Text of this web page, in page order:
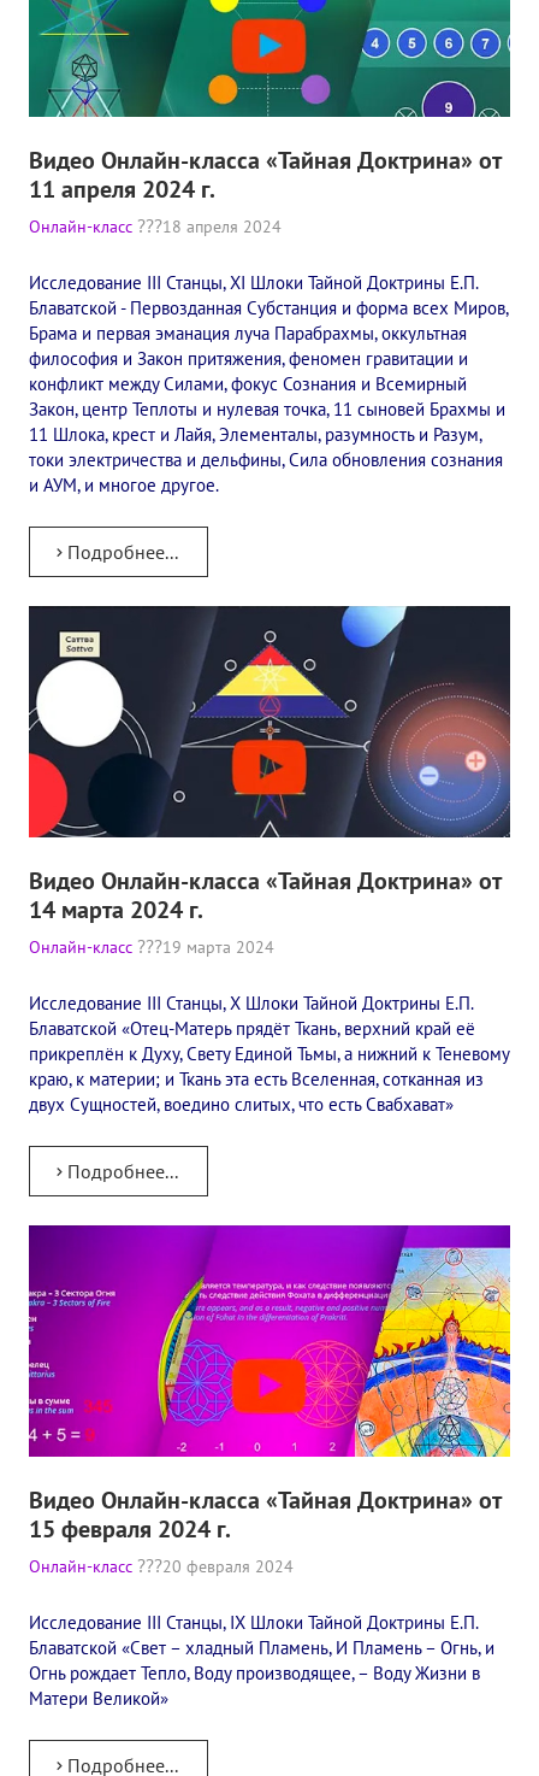
Международный музыкальный Конкурс, посвященный Елене
Выставка «Книжная экспедиция»
Конкурс городов России на право проведения
Памятник Е.П. Блаватской
Олимпиада культуры под Знаменем Мира
МЕЖДУНАРОДНЫЙ ЦЕНТР ТЕОСОФИИ
ШКОЛА ТЕОСОФИИ
О школе Теософии
Фотоматериалы
Видео
ГОВОРЯТ ТЕОСОФЫ. Рубрика «Вопрос-Ответ»
Семинары
Плейлист "Международный научно-исследовательский
Плейлист "Выпуски рубрики «ТЕОСОФСКИЙ КВИЗИ»"
ПОДДЕРЖАТЬ ФОНД
Пожертвовать денежные средства
Стать волонтером
Стать партнером
КОНТАКТЫ
Видео Онлайн-класса «Тайная Доктрина» от
11 апреля 2024 г.
Онлайн-класс 18 апреля 2024
Исследование III Станцы, XI Шлоки Тайной Доктрины Е.П.
Блаватской - Первозданная Субстанция и форма всех Миров,
Брама и первая эманация луча Парабрахмы, оккультная
философия и Закон притяжения, феномен гравитации и
конфликт между Силами, фокус Сознания и Всемирный
Закон, центр Теплоты и нулевая точка, 11 сыновей Брахмы и
11 Шлока, крест и Лайя, Элементалы, разумность и Разум,
токи электричества и дельфины, Сила обновления сознания
и АУМ, и многое другое.
Подробнее...
Видео Онлайн-класса «Тайная Доктрина» от
14 марта 2024 г.
Онлайн-класс 19 марта 2024
Исследование III Станцы, X Шлоки Тайной Доктрины Е.П.
Блаватской «Отец-Матерь прядёт Ткань, верхний край её
прикреплён к Духу, Свету Единой Тьмы, а нижний к Теневому
краю, к материи; и Ткань эта есть Вселенная, сотканная из
двух Сущностей, воедино слитых, что есть Свабхават»
Подробнее...
Видео Онлайн-класса «Тайная Доктрина» от
15 февраля 2024 г.
Онлайн-класс 20 февраля 2024
Исследование III Станцы, IX Шлоки Тайной Доктрины Е.П.
Блаватской «Свет – хладный Пламень, И Пламень – Огнь, и
Огнь рождает Тепло, Воду производящее, – Воду Жизни в
Матери Великой»
Подробнее...